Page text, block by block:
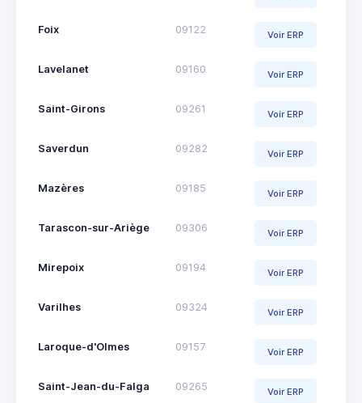
Foix 09122 Voir ERP
Lavelanet 09160 Voir ERP
Saint-Girons 09261 Voir ERP
Saverdun 09282 Voir ERP
Mazères 09185 Voir ERP
Tarascon-sur-Ariège 09306 Voir ERP
Mirepoix 09194 Voir ERP
Varilhes 09324 Voir ERP
Laroque-d'Olmes 09157 Voir ERP
Saint-Jean-du-Falga 09265 Voir ERP